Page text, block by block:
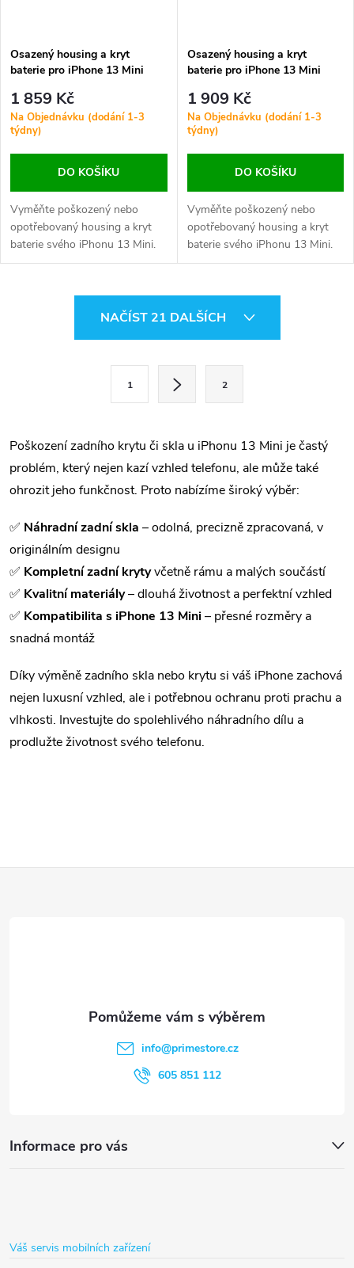
Osazený housing a kryt
baterie pro iPhone 13 Mini
1 859 Kč
Na Objednávku (dodání 1-3
týdny)
DO KOŠÍKU
Vyměňte poškozený nebo
opotřebovaný housing a kryt
baterie svého iPhonu 13 Mini.
Tento kompletně osazený zadní
součásti pro snadnou opravu a
obnovu vzhledu zařízení.
Osazený housing a kryt
baterie pro iPhone 13 Mini
1 909 Kč
Na Objednávku (dodání 1-3
týdny)
DO KOŠÍKU
Vyměňte poškozený nebo
opotřebovaný housing a kryt
baterie svého iPhonu 13 Mini.
Tento kompletně osazený zadní
součásti pro snadnou opravu a
obnovu vzhledu zařízení.
d
a
c
í
p
r
v
y
v
ý
NAČÍST 21 DALŠÍCH
á
n
k
v
á
n
í
1 2
Poškození zadního krytu či skla u iPhonu 13 Mini je častý
problém, který nejen kazí vzhled telefonu, ale může také
ohrozit jeho funkčnost. Proto nabízíme široký výběr:
✅ Náhradní zadní skla – odolná, precizně zpracovaná, v
originálním designu
✅ Kompletní zadní krytyvčetně rámu a malých součástí
✅ Kvalitní materiály– dlouhá životnost a perfektní vzhled
✅ Kompatibilita s iPhone 13 Mini– přesné rozměry a
snadná montáž
Díky výměně zadního skla nebo krytu si váš iPhone zachová
nejen luxusní vzhled, ale i potřebnou ochranu proti prachu a
vlhkosti. Investujte do spolehlivého náhradního dílu a
prodlužte životnost svého telefonu.
Informace pro vás
info@primestore.cz
605 851 112
Váš servis mobilních zařízení